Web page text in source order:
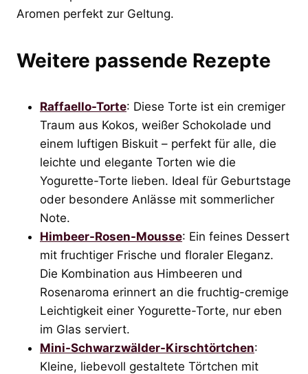
Aromen perfekt zur Geltung.
Weitere passende Rezepte
Raffaello-Torte: Diese Torte ist ein cremiger
Traum aus Kokos, weißer Schokolade und
einem luftigen Biskuit – perfekt für alle, die
leichte und elegante Torten wie die
Yogurette-Torte lieben. Ideal für Geburtstage
oder besondere Anlässe mit sommerlicher
Note.
Himbeer-Rosen-Mousse: Ein feines Dessert
mit fruchtiger Frische und floraler Eleganz.
Die Kombination aus Himbeeren und
Rosenaroma erinnert an die fruchtig-cremige
Leichtigkeit einer Yogurette-Torte, nur eben
im Glas serviert.
Mini-Schwarzwälder-Kirschtörtchen:
Kleine, liebevoll gestaltete Törtchen mit